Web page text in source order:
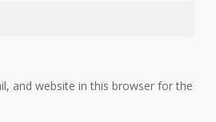
and website in this browser for the